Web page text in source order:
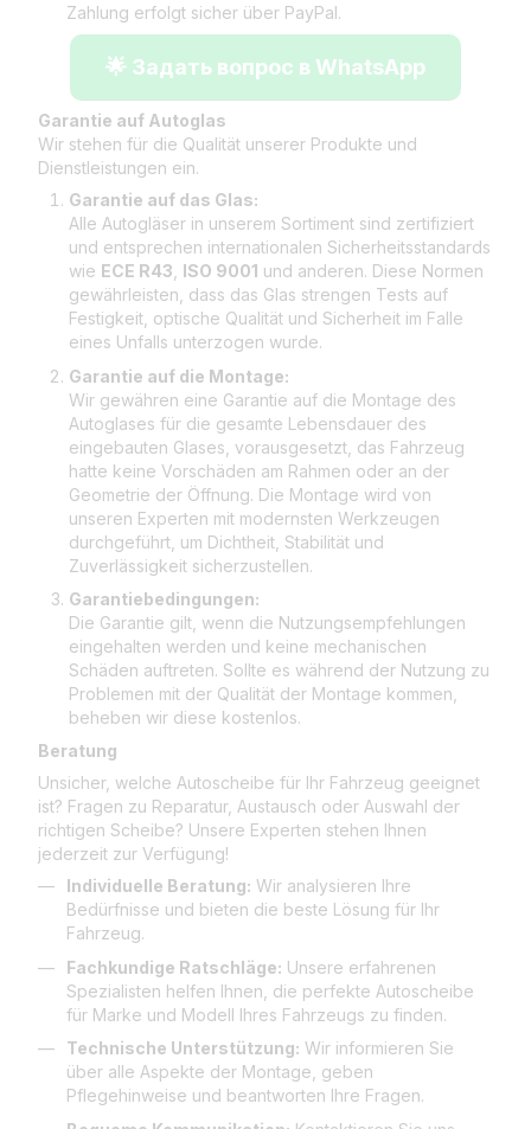
Zahlung erfolgt sicher über PayPal.
🌟 Задать вопрос в WhatsApp
Garantie auf Autoglas
Wir stehen für die Qualität unserer Produkte und
Dienstleistungen ein.
Garantie auf das Glas:
Alle Autogläser in unserem Sortiment sind zertifiziert
und entsprechen internationalen Sicherheitsstandards
wie ECE R43 ISO 9001 und anderen. Diese Normen
gewährleisten, dass das Glas strengen Tests auf
Festigkeit, optische Qualität und Sicherheit im Falle
eines Unfalls unterzogen wurde.
Garantie auf die Montage:
Wir gewähren eine Garantie auf die Montage des
Autoglases für die gesamte Lebensdauer des
eingebauten Glases, vorausgesetzt, das Fahrzeug
hatte keine Vorschäden am Rahmen oder an der
Geometrie der Öffnung. Die Montage wird von
unseren Experten mit modernsten Werkzeugen
durchgeführt, um Dichtheit, Stabilität und
Zuverlässigkeit sicherzustellen.
Garantiebedingungen:
Die Garantie gilt, wenn die Nutzungsempfehlungen
eingehalten werden und keine mechanischen
Schäden auftreten. Sollte es während der Nutzung zu
Problemen mit der Qualität der Montage kommen,
beheben wir diese kostenlos.
Beratung
Unsicher, welche Autoscheibe für Ihr Fahrzeug geeignet
ist? Fragen zu Reparatur, Austausch oder Auswahl der
richtigen Scheibe? Unsere Experten stehen Ihnen
jederzeit zur Verfügung!
Individuelle Beratung: Wir analysieren Ihre
Bedürfnisse und bieten die beste Lösung für Ihr
Fahrzeug.
Fachkundige Ratschläge: Unsere erfahrenen
Spezialisten helfen Ihnen, die perfekte Autoscheibe
für Marke und Modell Ihres Fahrzeugs zu finden.
Technische Unterstützung: Wir informieren Sie
über alle Aspekte der Montage, geben
Pflegehinweise und beantworten Ihre Fragen.